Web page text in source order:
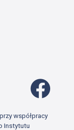
współpracy
Instytutu